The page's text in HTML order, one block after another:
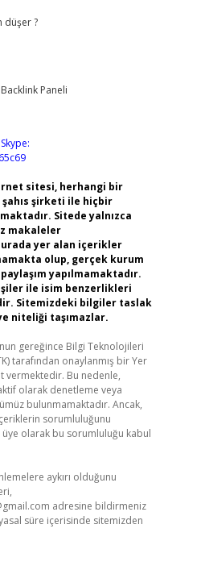
düşer ?
Skype:
sitesi, herhangi bir
şirketi ile hiçbir
Sitede yalnızca
makaleler
yer alan içerikler
olup, gerçek kurum
yapılmamaktadır.
ile isim benzerlikleri
Sitemizdeki bilgiler taslak
niteliği taşımazlar.
gereğince Bilgi Teknolojileri
tarafından onaylanmış bir Yer
vermektedir. Bu nedenle,
olarak denetleme veya
bulunmamaktadır. Ancak,
sorumluluğunu
üye olarak bu sorumluluğu kabul
aykırı olduğunu
adresine bildirmeniz
süre içerisinde sitemizden